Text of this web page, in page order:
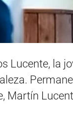
Lucente, la
Martín